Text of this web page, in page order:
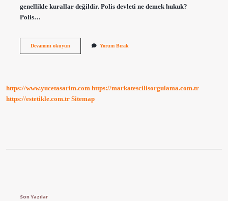
genellikle kurallar değildir. Polis devleti ne demek hukuk?
Polis…
Devamını okuyunKeyfi
Yorum Bırak
https://www.yucetasarim.com https://markatescilisorgulama.com.tr
https://estetikle.com.tr Sitemap
Son Yazılar